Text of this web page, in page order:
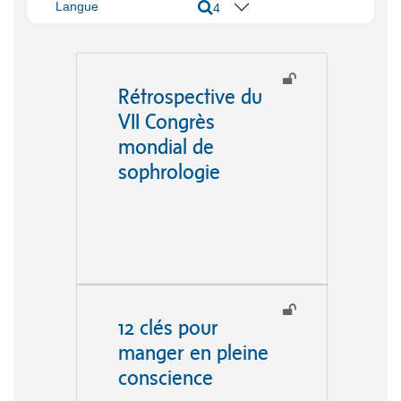
Langue 4
Rétrospective du
VII Congrès
mondial de
sophrologie
12 clés pour
manger en pleine
conscience